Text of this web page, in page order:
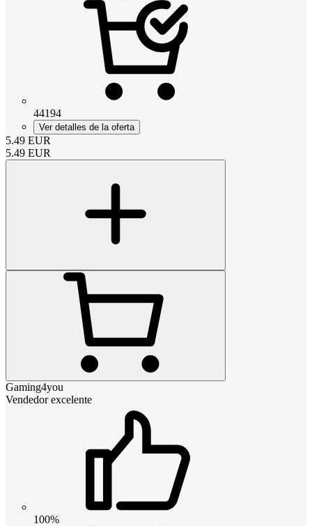
44194
Ver detalles de la oferta
5.49 EUR
5.49 EUR
Gaming4you
Vendedor excelente
100%